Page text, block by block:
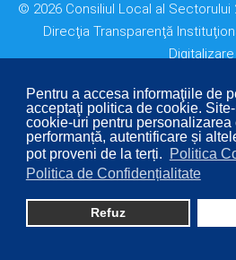
Pentru a accesa informaţiile de
acceptaţi politica de cookie.
cookie-uri pentru personalizarea
performanță, autentificare și
pot proveni de la terți.
Politica
Politica de Confidențialitate
Refuz
© 2026 Consiliul Local al Sectorului
Direcţia Transparenţă
Digitalizare